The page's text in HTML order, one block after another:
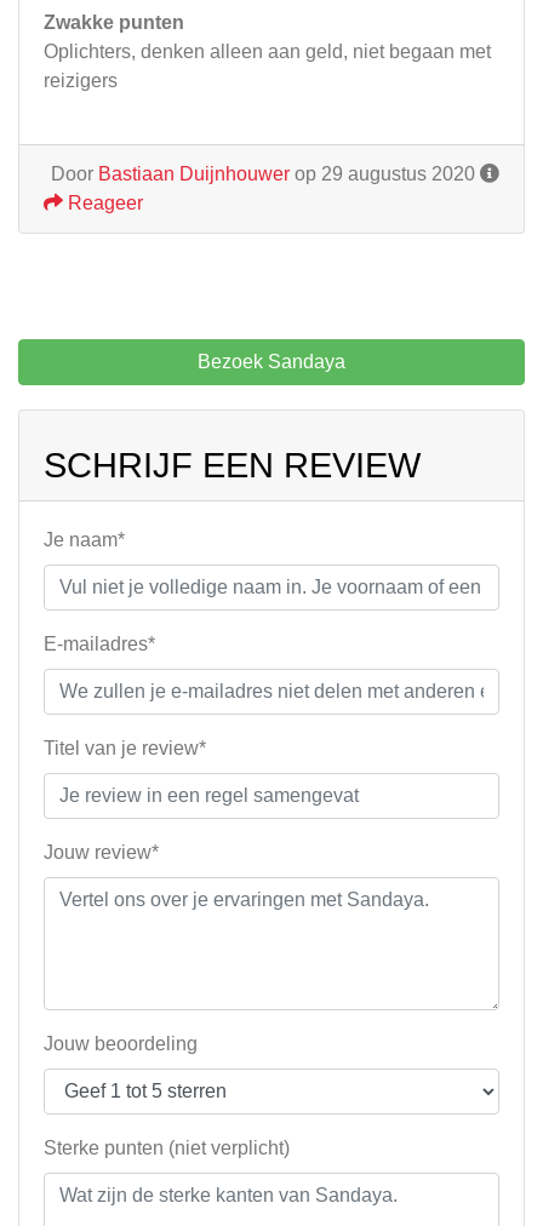
Zwakke punten
Oplichters, denken alleen aan geld, niet begaan met
reizigers
Door Bastiaan Duijnhouwer op 29 augustus 2020
Reageer
Bezoek Sandaya
SCHRIJF EEN REVIEW
Je naam*
E-mailadres*
Titel van je review*
Jouw review*
Jouw beoordeling
Sterke punten (niet verplicht)